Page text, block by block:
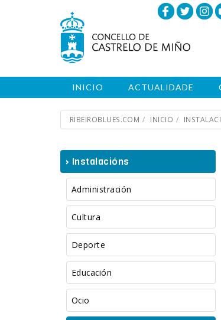
INICIO ACTUALIDADE
RIBEIROBLUES.COM INICIO
› Instalacións
Administración
Cultura
Deporte
Educación
Ocio